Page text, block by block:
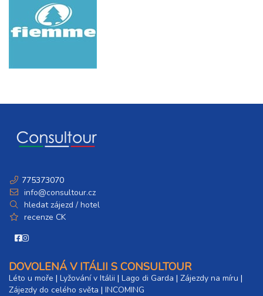
775373070
info@consultour.cz
hledat zájezd / hotel
recenze CK
DOVOLENÁ V ITÁLII S CONSULTOUR
Léto u moře | Lyžování v Itálii | Lago di Garda | Zájezdy na míru |
Zájezdy do celého světa | INCOMING